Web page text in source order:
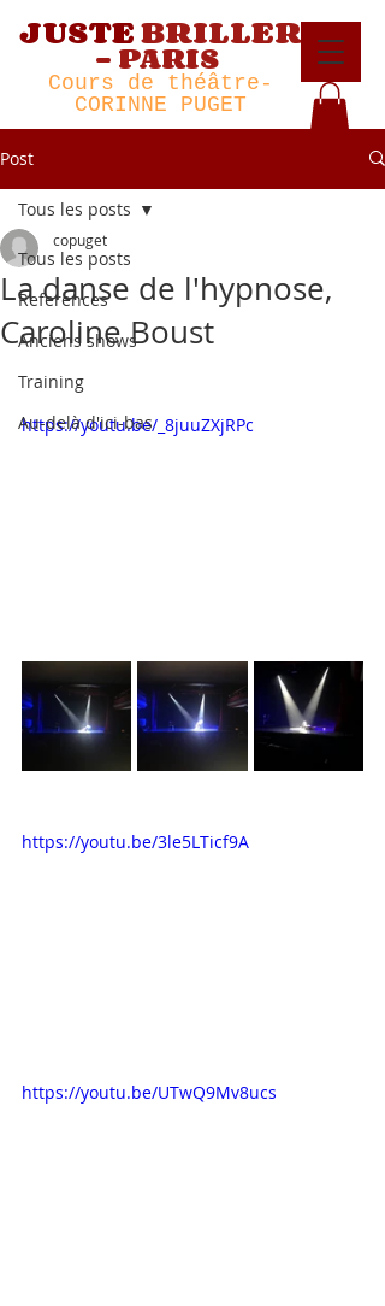
JUSTEBRILLER
-PARIS
Cours de théâtre -
CORINNE PUGET
Post
Tous les posts
References
Anciens shows
Training
Au-delà d'ici-bas
Tous les posts
La danse de l'hypnose,
Caroline Boust
copuget
https://youtu.be/_8juuZXjRPc
https://youtu.be/3le5LTicf9A
https://youtu.be/UTwQ9Mv8ucs